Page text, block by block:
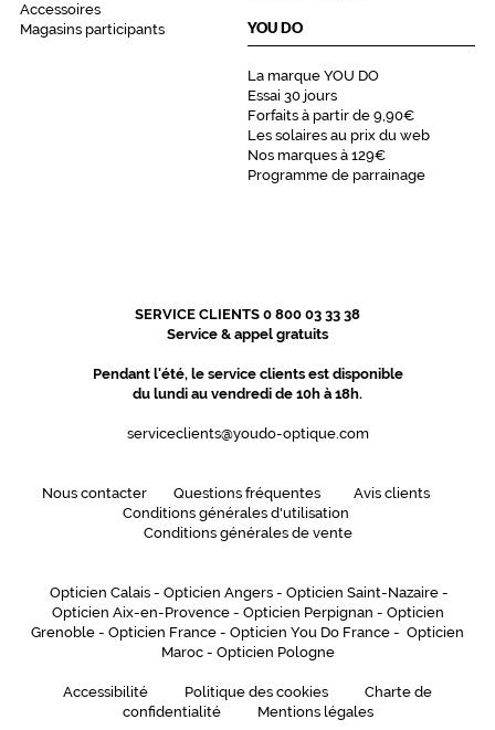
Accessoires
Magasins participants
YOU DO
La marque YOU DO
Essai 30 jours
Forfaits à partir de 9,90€
Les solaires au prix du web
Nos marques à 129€
Programme de parrainage
SERVICE CLIENTS 0 800 03 33 38
Service & appel gratuits
Pendant l'été, le service clients est disponible
du lundi au vendredi de 10h à 18h.
serviceclients@youdo-optique.com
Nous contacter Questions fréquentes
Avis clients
Conditions générales d'utilisation
Conditions générales de vente
Opticien Calais - Opticien Angers - Opticien Saint-Nazaire -
Opticien Aix-en-Provence- Opticien Perpignan - Opticien
Grenoble - Opticien France - Opticien You Do France - Opticien
Maroc- Opticien Pologne
Accessibilité Politique des cookies
Charte de
confidentialité
Mentions légales